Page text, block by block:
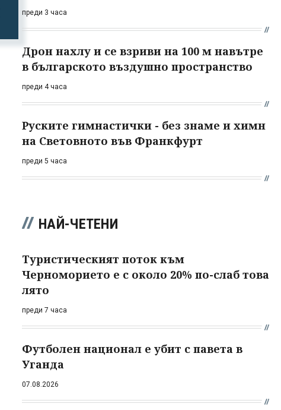
преди 3 часа
Дрон нахлу и се взриви на 100 м навътре
в българското въздушно пространство
преди 4 часа
Руските гимнастички - без знаме и химн
на Световното във Франкфурт
преди 5 часа
НАЙ-ЧЕТЕНИ
Туристическият поток към
Черноморието е с около 20% по-слаб това
лято
преди 7 часа
Футболен национал е убит с павета в
Уганда
07.08.2026